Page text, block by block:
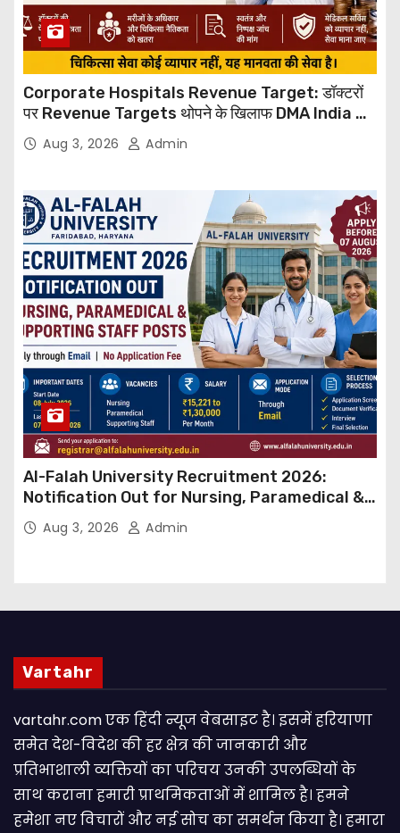
Corporate Hospitals Revenue Target: डॉक्टरों
पर Revenue Targets थोपने के खिलाफ DMA India का
बड़ा कदम, NHRC से Suo Motu जांच की मांग
Aug 3, 2026 Admin
Al-Falah University Recruitment 2026:
Notification Out for Nursing, Paramedical &
Supporting Staff Posts, Apply Through Email
Aug 3, 2026 Admin
Vartahr
vartahr.com एक हिंदी न्यूज वेबसाइट है। इसमें हरियाणा
समेत देश-विदेश की हर क्षेत्र की जानकारी और
प्रतिभाशाली व्यक्तियों का परिचय उनकी उपलब्धियों के
साथ कराना हमारी प्राथमिकताओं में शामिल है। हमने
हमेशा नए विचारों और नई सोच का समर्थन किया है। हमारा